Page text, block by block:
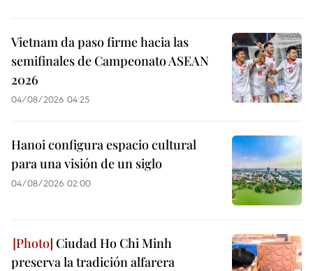
Vietnam da paso firme hacia las
semifinales de Campeonato ASEAN
2026
04/08/2026 04:25
Hanoi configura espacio cultural
para una visión de un siglo
04/08/2026 02:00
Ciudad Ho Chi Minh
preserva la tradición alfarera